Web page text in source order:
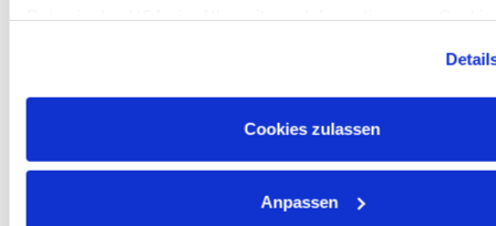
Cookies zulassen
Anpassen
der gesamten Unternehmensgruppe
Mitarbeiter-Aktienbeteiligungsprogramm:
bieten die Chance durch vergünstigte SPIE-Aktien